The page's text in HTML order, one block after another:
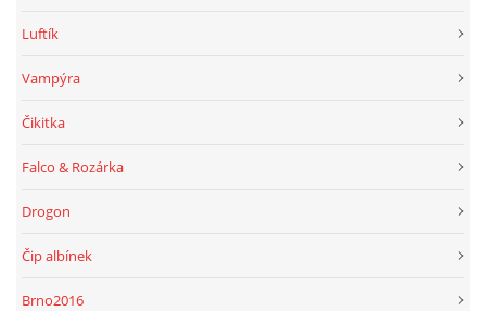
Luftík
Vampýra
Čikitka
Falco & Rozárka
Drogon
Čip albínek
Brno2016